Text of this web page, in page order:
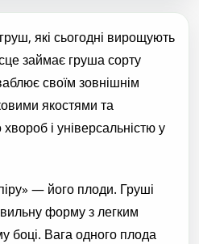
які сьогодні вирощують
займає груша сорту
своїм зовнішнім
якостями та
і універсальністю у
— його плоди. Груші
форму з легким
боці. Вага одного плода